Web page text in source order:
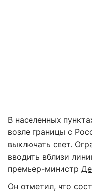
В населенных
возле границы с
выключать свет.
вводить вблизи
премьер-министр
Он отметил, что